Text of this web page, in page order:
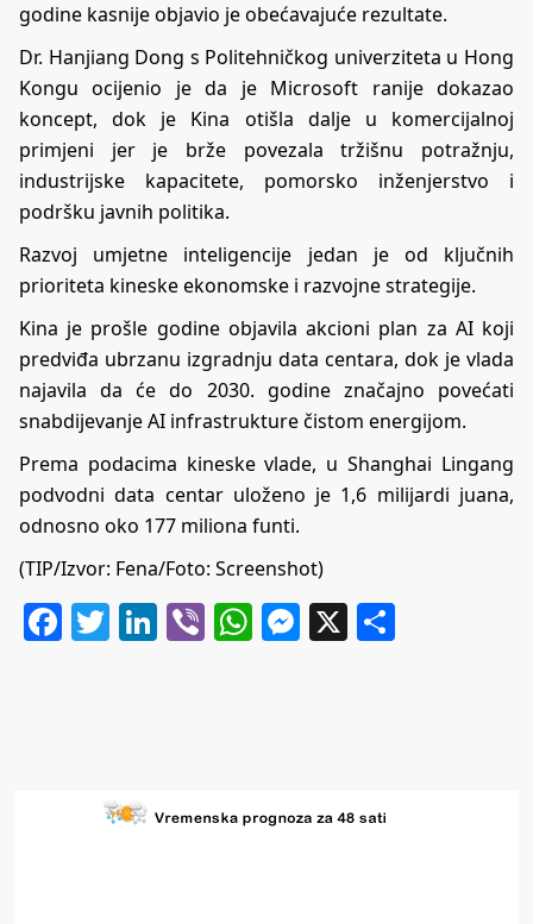
godine kasnije objavio je obećavajuće rezultate.
Dr. Hanjiang Dong s Politehničkog univerziteta u Hong
Kongu ocijenio je da je Microsoft ranije dokazao
koncept, dok je Kina otišla dalje u komercijalnoj
primjeni jer je brže povezala tržišnu potražnju,
industrijske kapacitete, pomorsko inženjerstvo i
podršku javnih politika.
Razvoj umjetne inteligencije jedan je od ključnih
prioriteta kineske ekonomske i razvojne strategije.
Kina je prošle godine objavila akcioni plan za AI koji
predviđa ubrzanu izgradnju data centara, dok je vlada
najavila da će do 2030. godine značajno povećati
snabdijevanje AI infrastrukture čistom energijom.
Prema podacima kineske vlade, u Shanghai Lingang
podvodni data centar uloženo je 1,6 milijardi juana,
odnosno oko 177 miliona funti.
(TIP/Izvor: Fena/Foto: Screenshot)
Facebook
Twitter
LinkedIn
ViberWhatsApp
Messenger
X